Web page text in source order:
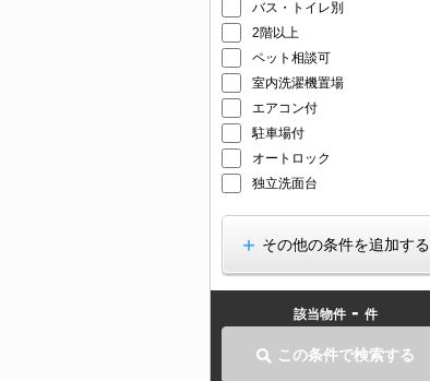
バス・トイレ別
2階以上
ペット相談可
室内洗濯機置場
エアコン付
駐車場付
オートロック
独立洗面台
その他の条件を追加する
該当物件 - 件
この条件で検索する